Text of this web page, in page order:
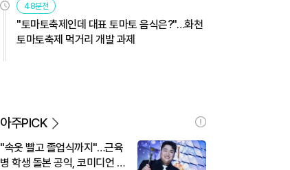
48분전
"토마토축제인데 대표 토마토 음식은?"…화천
토마토축제 먹거리 개발 과제
아주PICK
"속옷 빨고 졸업식까지"…근육
병 학생 돌본 공익, 코미디언 김